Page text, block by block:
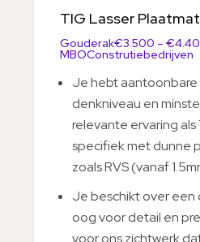
TIG Lasser
Gouderak€3.500 –
MBOConstrutiebedrijven
Je hebt aantoonbare
denkniveau en
relevante ervaring als
specifiek met dunne
zoals RVS (vanaf
Je beschikt over
oog voor detail en
voor ons zichtwerk